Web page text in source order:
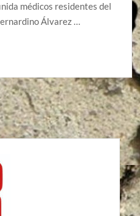
médicos residentes del
Álvarez …